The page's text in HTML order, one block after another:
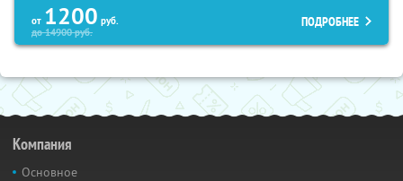
от 1200 руб.
до14900руб.
ПОДРОБНЕЕ
Компания
Основное